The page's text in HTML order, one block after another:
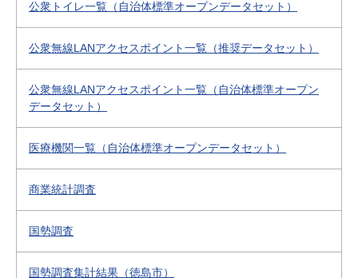
公衆トイレ一覧（自治体標準オープンデータセット）
公衆無線LANアクセスポイント一覧（推奨データセット）
公衆無線LANアクセスポイント一覧（自治体標準オープン
データセット）
医療機関一覧（自治体標準オープンデータセット）
商業統計調査
国勢調査
国勢調査集計結果（徳島市）